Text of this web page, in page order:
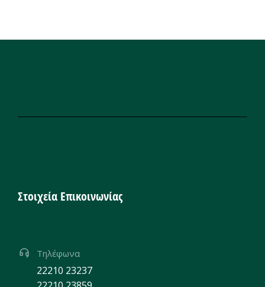
Στοιχεία Επικοινωνίας
Τηλέφωνα
22210 23237